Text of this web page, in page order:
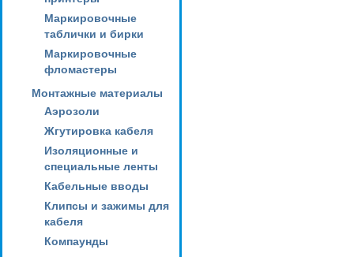
Маркировочные
таблички и бирки
Маркировочные
фломастеры
Монтажные материалы
Аэрозоли
Жгутировка кабеля
Изоляционные и
специальные ленты
Кабельные вводы
Клипсы и зажимы для
кабеля
Компаунды